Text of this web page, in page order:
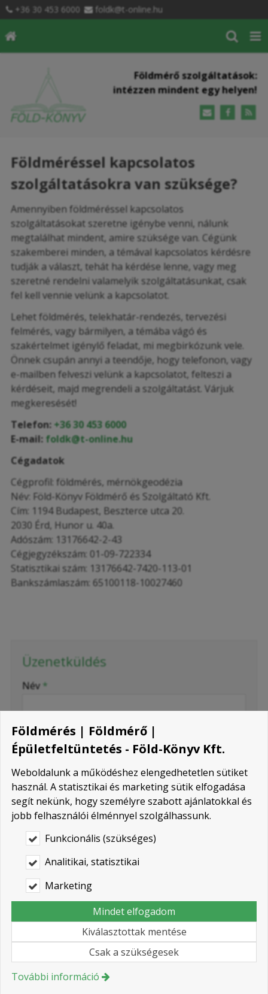
+36 30 453 6000 foldk@t-online.hu
Földmérő szolgáltatások:
intézzen mindent egy helyen!
Földméréssel kapcsolatos
szolgáltatásokra van szüksége?
Amennyiben földméréssel kapcsolatos
szolgáltatásokat szeretne igénybe venni, nálunk
megtalálhat mindent, amire szüksége van. Cégünk
szakemberei minden, a témával kapcsolatos kérdésre
tudják a választ, tehát ha kérdése lenne, vagy meg
szeretné rendelni valamelyik szolgáltatásunkat, csak
fel kell vennie velünk a kapcsolatot.
Lehet földmérés, telekhatár-rendezés, tervezési
felmérés, vagy bármilyen, a témába vágó és
szakértelmet igénylő feladat, mi megbirkózunk vele.
Önnek csupán annyi a teendője, hogy telefonon, vagy
e-mailben felveszi velünk a kapcsolatot, felteszi a
kérdéseit, majd megrendeli a szolgáltatást. Várjuk
megkeresését!
Telefon: +36 30 453 6000
E-mail: foldk@t-online.hu
Cégadatok
Cégprofil: földmérés, mérnökgeodézia
Név: Föld-Könyv Földmérő és Szolgáltató Kft.
Cím: 1194 Budapest, Beszterce utca 20.
2030 Érd, Hunor u. 40a.
Adószám: 13176642-2-43
Cégjegyzékszám: 01-09-722334
Statisztikai szám: 13176642-7420-113-01
Bankszámlaszám: 65100118-10027460
Üzenetküldés
-
-
Név *
E-mail*
Telefonszám*
Üzenet*
Nyilatkozat*
Hozzájárulok személyes adataim
kezeléséhez.
Földmérés | Földmérő |
Épületfeltüntetés - Föld-Könyv Kft.
Weboldalunk a működéshez elengedhetetlen sütiket
használ. A statisztikai és marketing sütik elfogadása
segít nekünk, hogy személyre szabott ajánlatokkal és
jobb felhasználói élménnyel szolgálhassunk.
Funkcionális (szükséges)
Analitikai, statisztikai
Marketing
Mindet elfogadom
Kiválasztottak mentése
Csak a szükségesek
További információ